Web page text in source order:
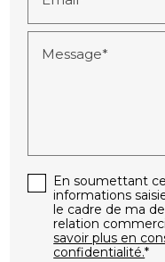
Message*
En soumettant
informations
le cadre de ma
relation
savoir plus en
confidentialité.*